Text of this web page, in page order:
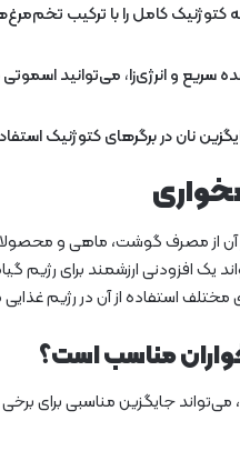
کتوژنیک کامل را با ترکیب
سریع و انرژی‌زا، می‌توانید اسموتی
نان در برگرهای کتوژنیک
از مصرف گوشت، ماهی و
یک افزودنی ارزشمند برای رژیم
استفاده از آن در رژیم غذایی
مناسب است؟
جایگزین مناسبی برای